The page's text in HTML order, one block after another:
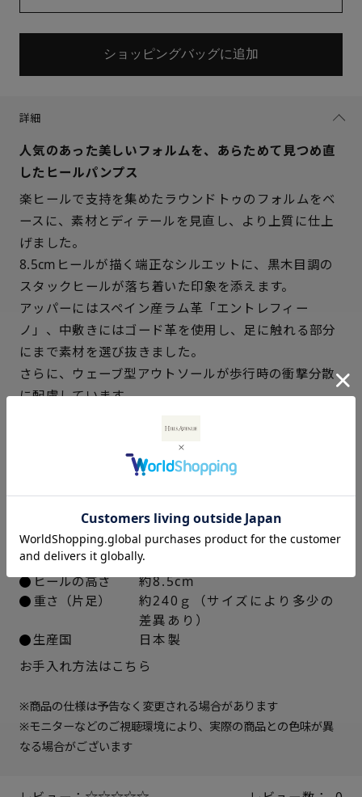
サイズを選択してください
21.5cm × 在庫なし
△ 残りわずか
23cm × 在庫なし
23.5cm △ 残りわずか
24cm △ 残りわずか
△ 残りわずか
ショッピングバッグに追加
詳細
人気のあった美しいフォルムを、あらためて見つめ直
したヒールパンプス
楽ヒールで支持を集めたラウンドトゥのフォルムをベ
ースに、素材とディテールを見直し、より上質に仕上
げました。
8.5cmヒールが描く端正なシルエットに、黒木目調の
スタックヒールが落ち着いた印象を添えます。
アッパーにはスペイン産ラム革「エントレフィー
ノ」、中敷きにはゴード革を使用し、足に触れる部分
にまで素材を選び抜きました。
さらに、ウェーブ型アウトソールが歩行時の衝撃分散
に配慮しています。
アッパー素材
ラム革スムース
中敷き
ゴート革
ソール素材
EVA合成ゴム
ヒールの高さ
約8.5cm
重さ（片足）
約240ｇ（サイズにより多少の
差異あり）
生産国
日本製
お手入れ方法はこちら
※商品の仕様は予告なく変更される場合があります
※モニターなどのご視聴環境により、実際の商品との色味が異
なる場合がございます